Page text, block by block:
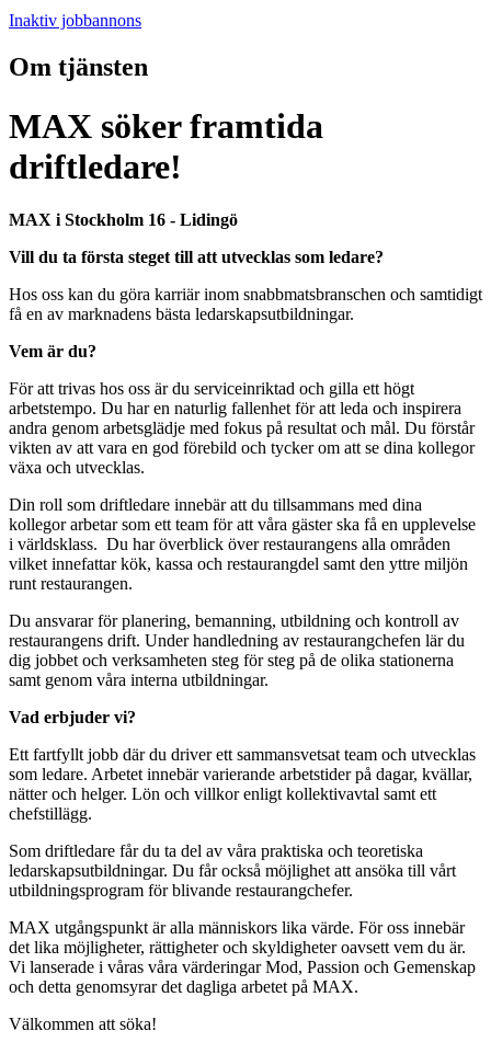
Inaktiv jobbannons
Om tjänsten
MAX söker framtida
driftledare!
MAX i Stockholm 16 - Lidingö
Vill du ta första steget till att utvecklas som ledare?
Hos oss kan du göra karriär inom snabbmatsbranschen och samtidigt
få en av marknadens bästa ledarskapsutbildningar.
Vem är du?
För att trivas hos oss är du serviceinriktad och gilla ett högt
arbetstempo. Du har en naturlig fallenhet för att leda och inspirera
andra genom arbetsglädje med fokus på resultat och mål. Du förstår
vikten av att vara en god förebild och tycker om att se dina kollegor
växa och utvecklas.
Din roll som driftledare innebär att du tillsammans med dina
kollegor arbetar som ett team för att våra gäster ska få en upplevelse
i världsklass. Du har överblick över restaurangens alla områden
vilket innefattar kök, kassa och restaurangdel samt den yttre miljön
runt restaurangen.
Du ansvarar för planering, bemanning, utbildning och kontroll av
restaurangens drift. Under handledning av restaurangchefen lär du
dig jobbet och verksamheten steg för steg på de olika stationerna
samt genom våra interna utbildningar.
Vad erbjuder vi?
Ett fartfyllt jobb där du driver ett sammansvetsat team och utvecklas
som ledare. Arbetet innebär varierande arbetstider på dagar, kvällar,
nätter och helger. Lön och villkor enligt kollektivavtal samt ett
chefstillägg.
Som driftledare får du ta del av våra praktiska och teoretiska
ledarskapsutbildningar. Du får också möjlighet att ansöka till vårt
utbildningsprogram för blivande restaurangchefer.
MAX utgångspunkt är alla människors lika värde. För oss innebär
det lika möjligheter, rättigheter och skyldigheter oavsett vem du är.
Vi lanserade i våras våra värderingar Mod, Passion och Gemenskap
och detta genomsyrar det dagliga arbetet på MAX.
Välkommen att söka!